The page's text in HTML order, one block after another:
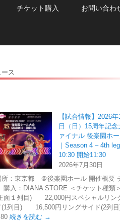
チケット購入 お問い合わ
ース
【試合情報】2026
日（日）15周年記念
ァイナル 後楽園ホ
｜Season 4 – 4th
10:30 開始11:30
2026年7月30日
所：東京都 ＠後楽園ホール 開催概要
購入：DIANA STORE ＜チケット種類
面１列目) 22,000円スペシャルリン
(1列目) 16,500円リングサイド(2
続きを読む →